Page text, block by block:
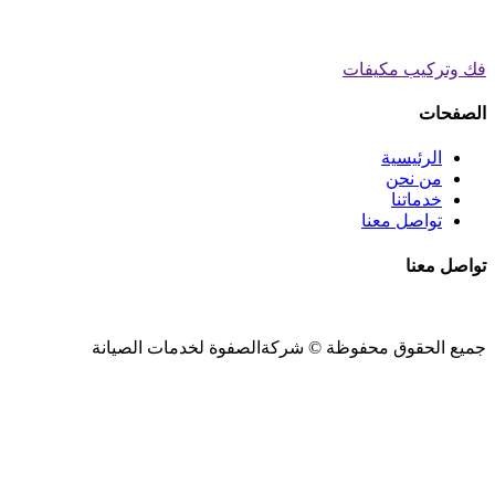
فك وتركيب مكيفات
الصفحات
الرئيسية
من نحن
خدماتنا
تواصل معنا
تواصل معنا
جميع الحقوق محفوظة © شركةالصفوة لخدمات الصيانة